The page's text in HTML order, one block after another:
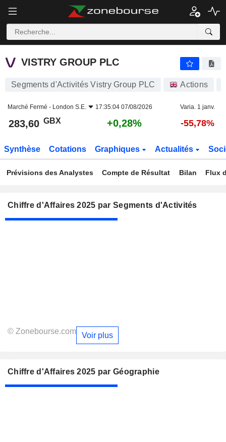
VISTRY GROUP PLC
VISTRY GROUP PLC
Segments d'Activités Vistry Group PLC Actions
Marché Fermé - London S.E. 17:35:04 07/08/2026 Varia. 1 janv.
283,60 GBX +0,28% -55,78%
Synthèse Cotations Graphiques Actualités
Prévisions des Analystes Compte de Résultat Bilan Flux
Chiffre d'Affaires 2025 par Segments d'Activités
© Zonebourse.com Voir plus
Chiffre d'Affaires 2025 par Géographie